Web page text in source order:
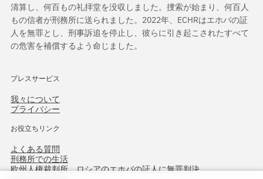
清算し、何百もの礼拝堂を没収しました。捜索が始まり、何百人
もの信者が刑務所に送られました。2022年、ECHRはエホバの証
人を無罪とし、刑事訴追を停止し、彼らに引き起こされたすべて
の危害を補償するよう命じました。
プレスサービス
我々について
プライバシー
お役立ちリンク
よくある質問
刑務所での生活
欧州人権裁判所、ロシアのエホバの証人に無罪判決